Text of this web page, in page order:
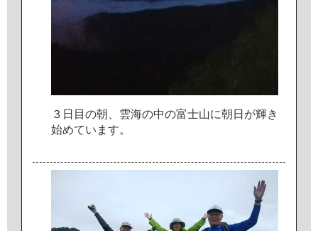
３ 日 目 の朝 雲海の中の富士山に朝 日 が輝き
始めてい ま す。